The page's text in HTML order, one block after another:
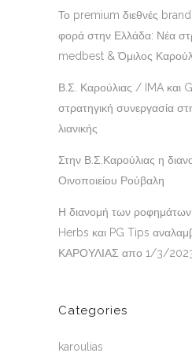
Το premium διεθνές
φορά στην Ελλάδα: Νέα
medbest & Όμιλος
Β.Σ. Καρούλιας / IMA και
στρατηγική συνεργασία
λιανικής
Στην Β.Σ.Καρούλιας η
Οινοποιείου Ρούβαλη
Η διανομή των
Herbs και PG Tips
ΚΑΡΟΥΛΙΑΣ απο 1/3/
Categories
karoulias